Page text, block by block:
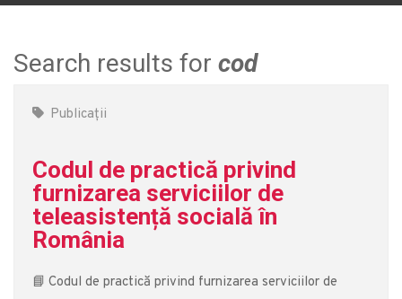
Search results for cod
Publicații
Codul de practică privind
furnizarea serviciilor de
teleasistență socială în
România
📘 Codul de practică privind furnizarea serviciilor de